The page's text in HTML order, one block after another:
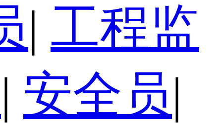
| 工程监
| 安全员|